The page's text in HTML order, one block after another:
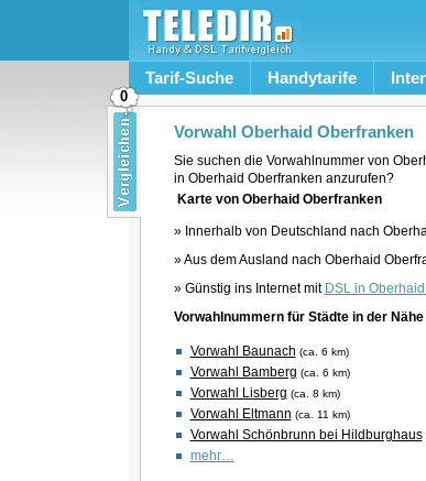
Tarif-Suche Handytarife
Vorwahl Oberhaid Oberfranken
Sie suchen die Vorwahlnummer von
in Oberhaid Oberfranken anzurufen?
Karte von Oberhaid Oberfranken
» Innerhalb von Deutschland nach
» Aus dem Ausland nach Oberhaid
» Günstig ins Internet mit DSL in
Vorwahlnummern für Städte in der
Vorwahl Baunach (ca. 6 km)
Vorwahl Bamberg (ca. 6 km)
Vorwahl Lisberg (ca. 8 km)
Vorwahl Eltmann (ca. 11 km)
Vorwahl Schönbrunn bei Hildburghaus
mehr…
0